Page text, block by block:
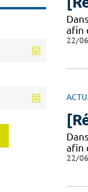
afin
22/
afin
22/